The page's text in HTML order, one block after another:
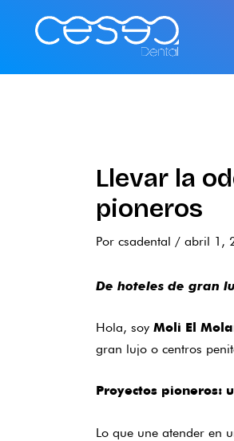
Llevar la
pioneros
Por csadental / abril 1,
De hoteles de gran
Hola, soy Moli El
gran lujo o centros
Proyectos pioneros:
Lo que une atender en